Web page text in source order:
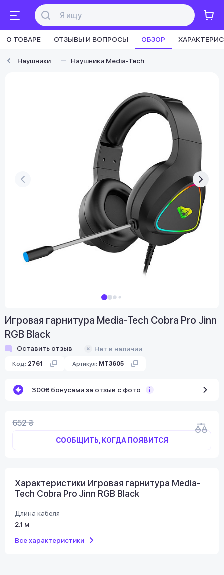
О ТОВАРЕ ОТЗЫВЫ И ВОПРОСЫ ОБЗОР
Наушники Наушники Media-Tech
Игровая гарнитура Media-Tech Cobra Pro Jinn
RGB Black
Оставить отзыв Нет в наличии
Код: 2761 Артикул: MT3605
300₴ бонусами за отзыв с фото
652 ₴
СООБЩИТЬ, КОГДА ПОЯВИТСЯ
Характеристики Игровая гарнитура Media-
Tech Cobra Pro Jinn RGB Black
Длина кабеля
2.1 м
Все характеристики